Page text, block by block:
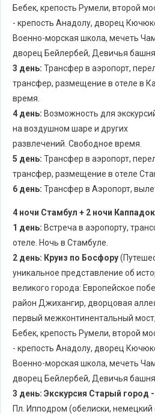
Бебек, крепость Румели, второй
- крепость Анадолу, дворец
Военно-морская школа, мечеть
дворец Бейлербей, Девичья
3 день: Трансфер в аэропорт,
трансфер, размещение в отеле в
время.
4 день: Возможность для
на воздушном шаре и других
развлечений. Свободное время.
5 день: Трансфер в аэропорт,
трансфер, размещение в отеле
6 день: Трансфер в Аэропорт,
4 ночи Стамбул + 2 ночи
1 день: Встреча в аэропорту,
отеле. Ночь в Стамбуле.
2 день: Круиз по Босфору
уникальное представление об
великого города: Европейское
район Джихангир, дворцовая
первый межконтинентальный
Бебек, крепость Румели, второй
- крепость Анадолу, дворец
Военно-морская школа, мечеть
дворец Бейлербей, Девичья
3 день: Экскурсия Старый город
Пл. Ипподром (обелиски, немецкий